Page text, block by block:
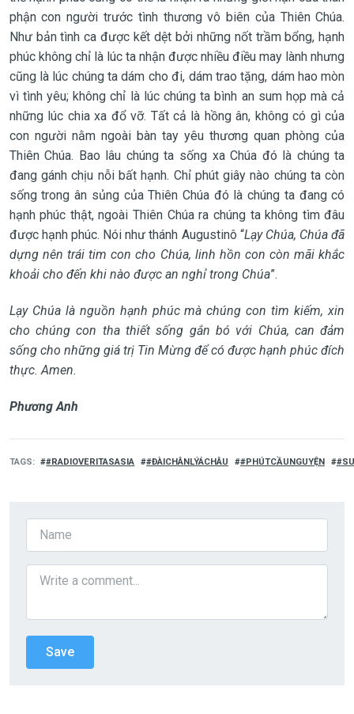
phận con người trước tình thương vô biên của Thiên Chúa.
Như bản tình ca được kết dệt bởi những nốt trầm bổng, hạnh
phúc không chỉ là lúc ta nhận được nhiều điều may lành nhưng
cũng là lúc chúng ta dám cho đi, dám trao tặng, dám hao mòn
vì tình yêu; không chỉ là lúc chúng ta bình an sum họp mà cả
những lúc chia xa đổ vỡ. Tất cả là hồng ân, không có gì của
con người nằm ngoài bàn tay yêu thương quan phòng của
Thiên Chúa. Bao lâu chúng ta sống xa Chúa đó là chúng ta
đang gánh chịu nỗi bất hạnh. Chỉ phút giây nào chúng ta còn
sống trong ân sủng của Thiên Chúa đó là chúng ta đang có
hạnh phúc thật, ngoài Thiên Chúa ra chúng ta không tìm đâu
được hạnh phúc. Nói như thánh Augustinô “Lạy Chúa, Chúa đã
dựng nên trái tim con cho Chúa, linh hồn con còn mãi khắc
khoải cho đến khi nào được an nghỉ trong Chúa”.
Lạy Chúa là nguồn hạnh phúc mà chúng con tìm kiếm, xin
cho chúng con tha thiết sống gắn bó với Chúa, can đảm
sống cho những giá trị Tin Mừng để có được hạnh phúc đích
thực. Amen.
Phương Anh
TAGS #RADIOVERITASASIA #ĐÀICHÂNLÝÁCHÂU #PHÚTCẦUNGUYỆN